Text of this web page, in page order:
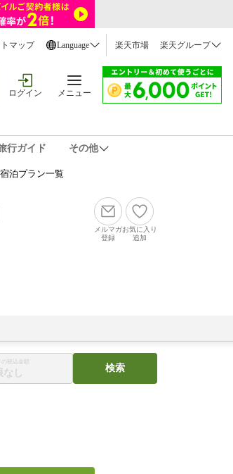
マップ Language 楽天市場 楽天グループ
ログイン メニュー
行ガイド その他
泊プラン一覧
メルマガ
登録
お気に入り
追加
税込金額
検索